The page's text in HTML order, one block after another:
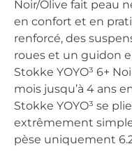
Noir/Olive fait peau
en confort et en
renforcé, des
roues et un guidon
Stokke YOYO³ 6+
mois jusqu’à 4 ans
Stokke YOYO³ se
extrêmement
pèse uniquement